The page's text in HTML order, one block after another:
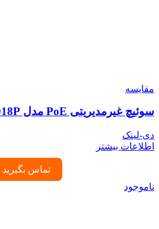
مقایسه
سوئیچ غیرمدیریتی PoE مدل DES-1018P دی-لینک
دی-لینک
اطلاعات بیشتر
تماس بگیرید
ناموجود